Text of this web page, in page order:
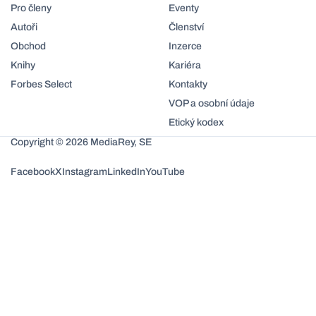
Pro členy
Autoři
Obchod
Knihy
Forbes Select
Eventy
Členství
Inzerce
Kariéra
Kontakty
VOP a osobní údaje
Etický kodex
Copyright © 2026 MediaRey, SE
FacebookXInstagramLinkedInYouTube